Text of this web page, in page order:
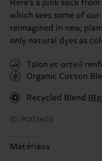
Here's a pink sock
which sees some of
reimagined in new,
only natural dyes as
Talon et orteil
Organic Cotton
Recycled Blend
ID: P003603
Matériaux